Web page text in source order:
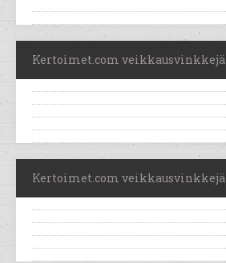
Kertoimet.com veikkausvinkkejä
Kertoimet.com veikkausvinkkejä